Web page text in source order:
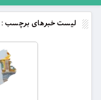
لیست خبرهای برچسب :